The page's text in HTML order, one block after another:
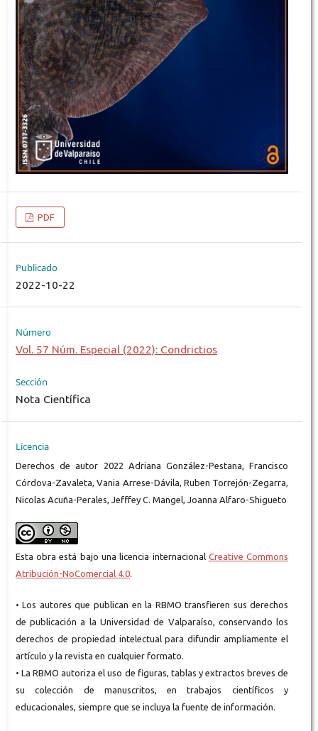
PDF
Publicado
2022-10-22
Número
Vol. 57 Núm. Especial (2022): Condrictios
Sección
Nota Científica
Licencia
Derechos de autor 2022 Adriana González-Pestana, Francisco
Córdova-Zavaleta, Vania Arrese-Dávila, Ruben Torrejón-Zegarra,
Nicolas Acuña-Perales, Jefffey C. Mangel, Joanna Alfaro-Shigueto
Esta obra está bajo una licencia internacional Creative Commons
Atribución-NoComercial 4.0.
• Los autores que publican en la RBMO transfieren sus derechos
de publicación a la Universidad de Valparaíso, conservando los
derechos de propiedad intelectual para difundir ampliamente el
artículo y la revista en cualquier formato.
• La RBMO autoriza el uso de figuras, tablas y extractos breves de
su colección de manuscritos, en trabajos científicos y
educacionales, siempre que se incluya la fuente de información.